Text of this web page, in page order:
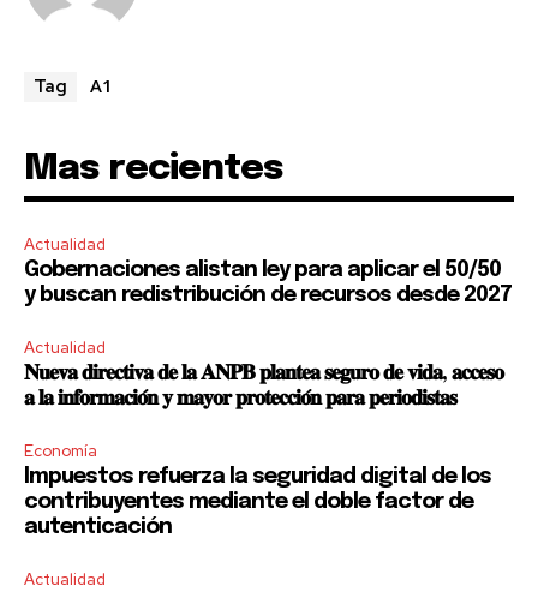
I've read and accept thePrivacy Policy.
Tag A1
Mas recientes
Actualidad
Gobernaciones alistan ley para aplicar el 50/50
y buscan redistribución de recursos desde 2027
Actualidad
𝐍𝐮𝐞𝐯𝐚 𝐝𝐢𝐫𝐞𝐜𝐭𝐢𝐯𝐚 𝐝𝐞 𝐥𝐚 𝐀𝐍𝐏𝐁 𝐩𝐥𝐚𝐧𝐭𝐞𝐚 𝐬𝐞𝐠𝐮𝐫𝐨 𝐝𝐞 𝐯𝐢𝐝𝐚, 𝐚𝐜𝐜𝐞𝐬𝐨
𝐚 𝐥𝐚 𝐢𝐧𝐟𝐨𝐫𝐦𝐚𝐜𝐢𝐨́𝐧 𝐲 𝐦𝐚𝐲𝐨𝐫 𝐩𝐫𝐨𝐭𝐞𝐜𝐜𝐢𝐨́𝐧 𝐩𝐚𝐫𝐚 𝐩𝐞𝐫𝐢𝐨𝐝𝐢𝐬𝐭𝐚𝐬
Economía
Impuestos refuerza la seguridad digital de los
contribuyentes mediante el doble factor de
autenticación
Actualidad